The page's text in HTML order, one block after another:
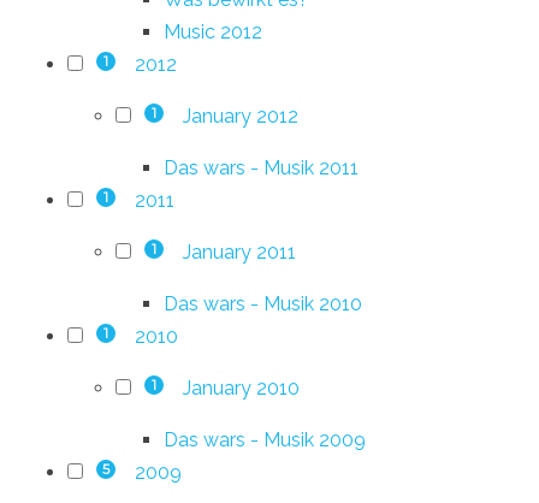
Music 2012
1 2012
1 January 2012
Das wars - Musik 2011
1 2011
1 January 2011
Das wars - Musik 2010
1 2010
1 January 2010
Das wars - Musik 2009
5 2009